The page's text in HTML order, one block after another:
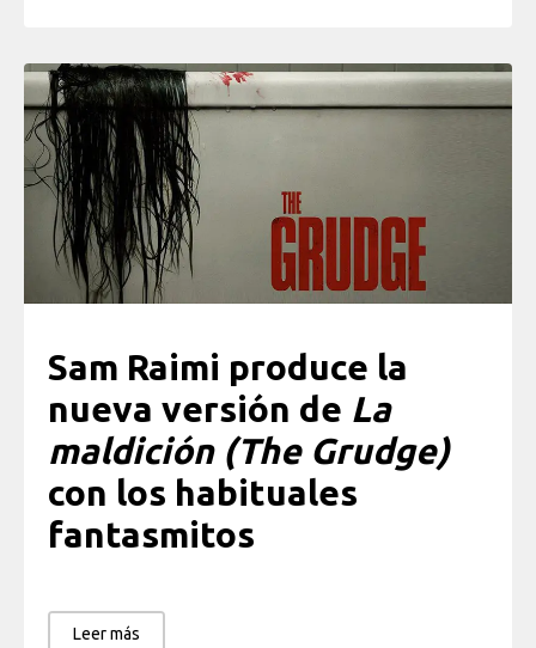
Sam Raimi produce la
nueva versión de La
maldición (The Grudge)
con los habituales
fantasmitos
Leer más